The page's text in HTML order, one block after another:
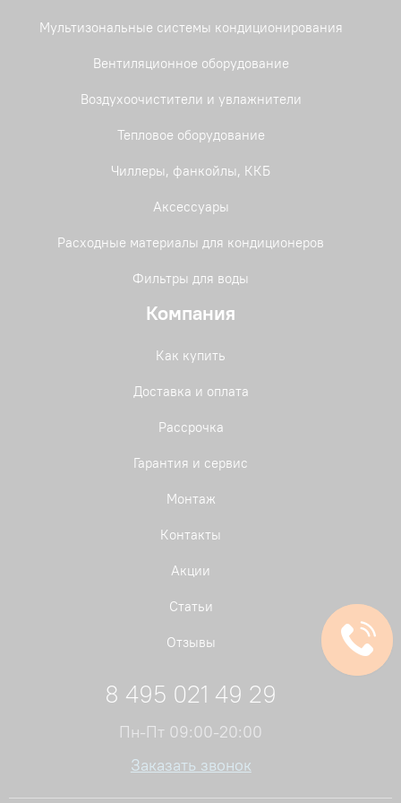
Мультизональные системы кондиционирования
Вентиляционное оборудование
Воздухоочистители и увлажнители
Тепловое оборудование
Чиллеры, фанкойлы, ККБ
Аксессуары
Расходные материалы для кондиционеров
Фильтры для воды
Компания
Как купить
Доставка и оплата
Рассрочка
Гарантия и сервис
Монтаж
Контакты
Акции
Статьи
Отзывы
8 495 021 49 29
Пн-Пт 09:00-20:00
Заказать звонок